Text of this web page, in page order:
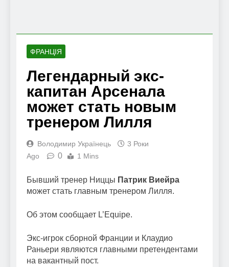
ФРАНЦІЯ
Легендарный экс-
капитан Арсенала
может стать новым
тренером Лилля
Володимир Українець
3 Роки
Ago
0 1 Mins
Бывший тренер Ниццы Патрик Виейра
может стать главным тренером Лилля.
Об этом сообщает L’Equipe.
Экс-игрок сборной Франции и Клаудио
Раньери являются главными претендентами
на вакантный пост.